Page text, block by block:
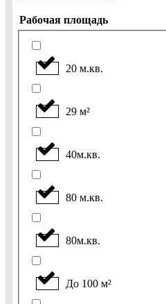
Рабочая площадь
20 м.кв.
29 м²
40м.кв.
80 м.кв.
80м.кв.
До 100 м²